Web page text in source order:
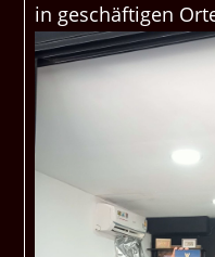
in geschäftigen